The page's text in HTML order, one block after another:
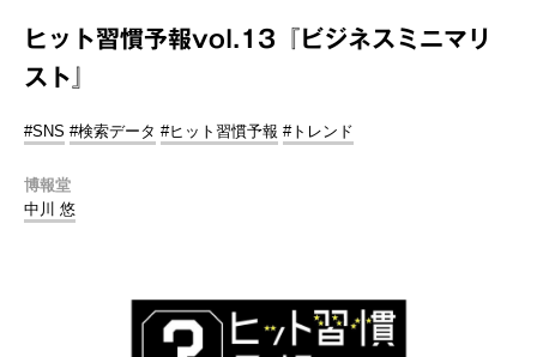
ヒット習慣予報vol.13『ビジネスミニマリ
スト』
#SNS #検索データ #ヒット習慣予報 #トレンド
博報堂
中川 悠